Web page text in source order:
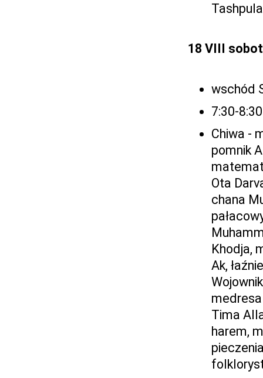
18 VIII
wschód
7:30-
Chiwa -
pomnik
Ota
chana
Khodja,
Ak,
Tima
harem,